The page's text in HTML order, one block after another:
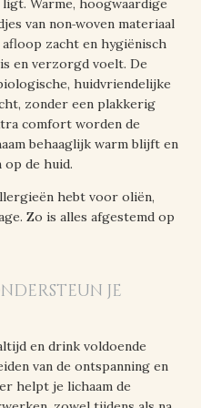
van non‑woven materiaal
zacht en hygiënisch
en verzorgd voelt. De
huidvriendelijke
zonder een plakkerig
comfort worden de
behaaglijk warm blijft en
de huid.
hebt voor oliën,
Zo is alles afgestemd op
je
en drink voldoende
van de ontspanning en
helpt je lichaam de